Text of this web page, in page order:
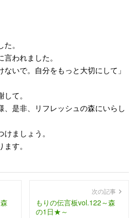
。
われました。
ないで。自分をもっと大切にして」
て。
、是非、リフレッシュの森にいらし
ましょう。
す。
次の記事
もりの伝言板vol.122～森
の1日★～